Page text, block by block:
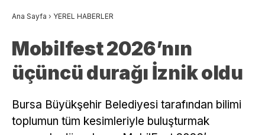
Ana Sayfa › YEREL HABERLER
Mobilfest 2026’nın
üçüncü durağı İznik oldu
Bursa Büyükşehir Belediyesi tarafından bilimi
toplumun tüm kesimleriyle buluşturmak